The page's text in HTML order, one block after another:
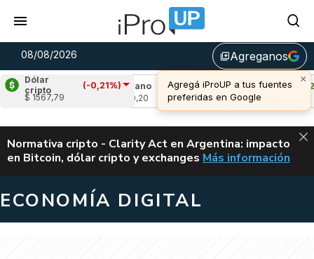
08/08/2026 library_addAgreganos
×
Agregá iProUP a tus fuentes
preferidas en Google
Dólar
cripto
(-0,21%)
$ 1567,79
Cardano
(-1,00%)
Avalanche
u$s 6,55
ALERTA
Normativa cripto - Clarity Act en Argentina: impacto
en Bitcoin, dólar cripto y exchanges CLARITY ACT EN
Más información
ECONOMÍA DIGITAL